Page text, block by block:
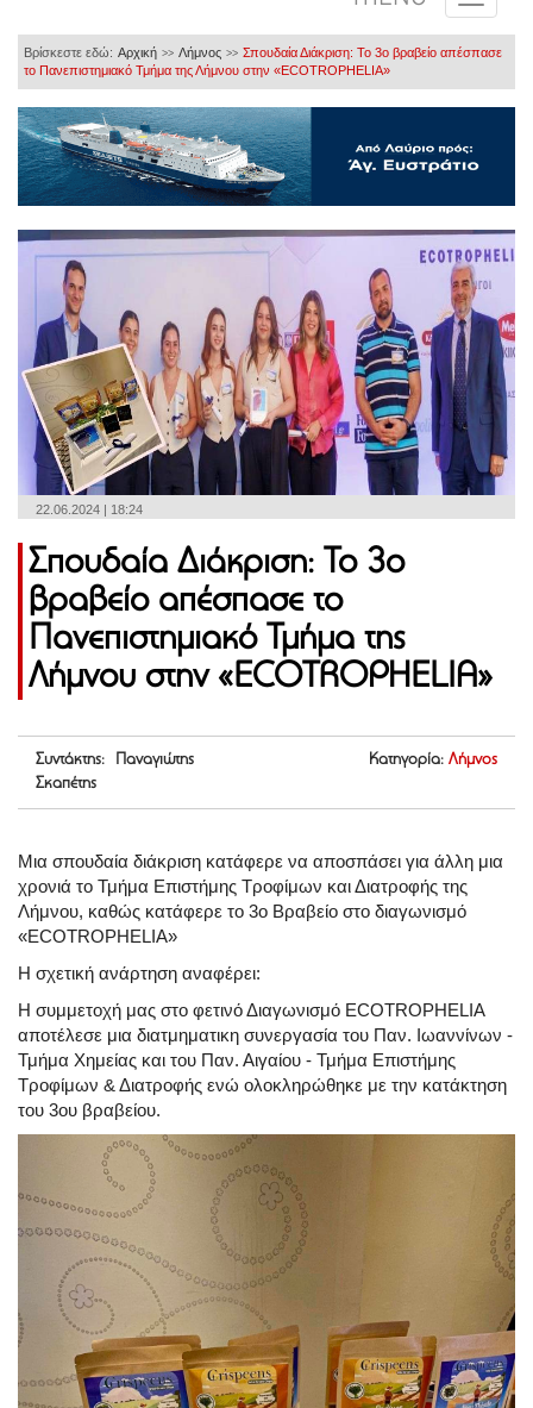
Βρίσκεστε εδώ: Αρχική >> Λήμνος >> Σπουδαία Διάκριση: Το 3ο βραβείο απέσπασε
το Πανεπιστημιακό Τμήμα της Λήμνου στην «ECOTROPHELIA»
22.06.2024 | 18:24
Σπουδαία Διάκριση: Το 3ο
βραβείο απέσπασε το
Πανεπιστημιακό Τμήμα της
Λήμνου στην «ECOTROPHELIA»
Συντάκτης: Παναγιώτης
Σκαπέτης
Κατηγορία: Λήμνος
Μια σπουδαία διάκριση κατάφερε να αποσπάσει για άλλη μια
χρονιά το Τμήμα Επιστήμης Τροφίμων και Διατροφής της
Λήμνου, καθώς κατάφερε το 3ο Βραβείο στο διαγωνισμό
«ECOTROPHELIA»
Η σχετική ανάρτηση αναφέρει:
Η συμμετοχή μας στο φετινό Διαγωνισμό ECOTROPHELIA
αποτέλεσε μια διατμηματικη συνεργασία του Παν. Ιωαννίνων -
Τμήμα Χημείας και του Παν. Αιγαίου - Τμήμα Επιστήμης
Τροφίμων & Διατροφής ενώ ολοκληρώθηκε με την κατάκτηση
του 3ου βραβείου.